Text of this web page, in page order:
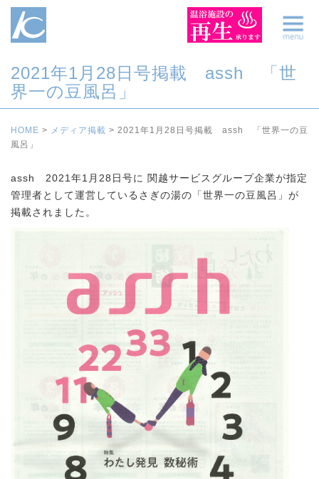
2021年1月28日号掲載 assh 「世
界一の豆風呂」
HOME > メディア掲載 > 2021年1月28日号掲載 assh 「世界一の豆
風呂」
assh 2021年1月28日号に 関越サービスグループ企業が指定
管理者として運営しているさぎの湯の「世界一の豆風呂」が
掲載されました。